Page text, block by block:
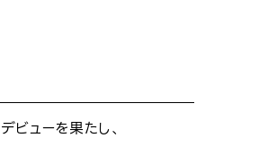
ビューを果たし、